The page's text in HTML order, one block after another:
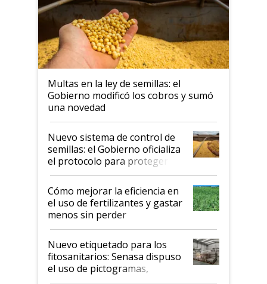
Multas en la ley de semillas: el
Gobierno modificó los cobros y sumó
una novedad
Nuevo sistema de control de
semillas: el Gobierno oficializa
el protocolo para proteger la
propiedad intelectual
Cómo mejorar la eficiencia en
el uso de fertilizantes y gastar
menos sin perder
productividad en la campaña
fina
Nuevo etiquetado para los
fitosanitarios: Senasa dispuso
el uso de pictogramas,
palabras de advertencia e